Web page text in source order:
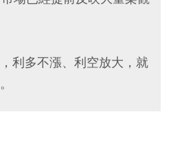
利多不漲、利空放大，就